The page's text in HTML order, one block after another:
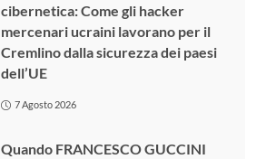
cibernetica: Come gli hacker
mercenari ucraini lavorano per il
Cremlino dalla sicurezza dei paesi
dell’UE
7 Agosto 2026
Quando FRANCESCO GUCCINI